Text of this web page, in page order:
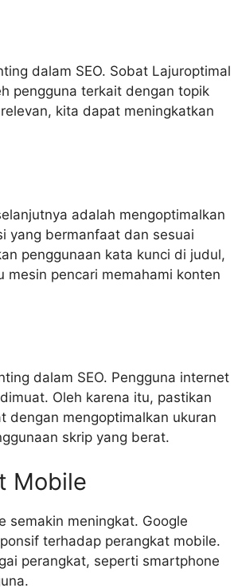
dalam SEO. Sobat Lajuroptimal
pengguna terkait dengan topik
kita dapat meningkatkan
adalah mengoptimalkan
yang bermanfaat dan sesuai
penggunaan kata kunci di judul,
pencari memahami konten
dalam SEO. Pengguna internet
Oleh karena itu, pastikan
dengan mengoptimalkan ukuran
skrip yang berat.
Mobile
semakin meningkat. Google
terhadap perangkat mobile.
perangkat, seperti smartphone